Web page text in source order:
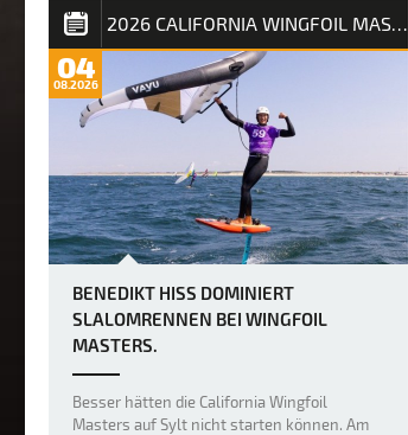
2026 CALIFORNIA WINGFOIL MASTERS SYLT
04
08.2026
BENEDIKT HISS DOMINIERT
SLALOMRENNEN BEI WINGFOIL
MASTERS.
Besser hätten die California Wingfoil
Masters auf Sylt nicht starten können. Am